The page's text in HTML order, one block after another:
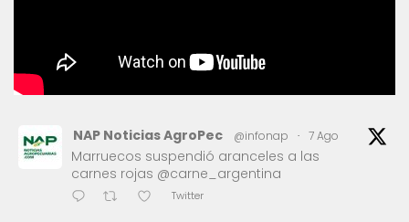
NAP Noticias AgroPec @infonap · 7 Ago
Marruecos suspendió aranceles a las
carnes rojas @carne_argentina
Twitter